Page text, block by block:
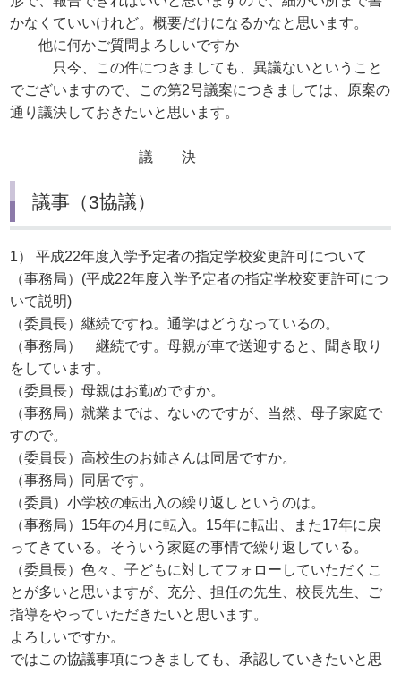
かなくていいけれど。概要だけになるかなと思います。
他に何かご質問よろしいですか
只今、この件につきましても、異議ないということ
でございますので、この第2号議案につきましては、原案の
通り議決しておきたいと思います。
議 決
議事（3協議）
1） 平成22年度入学予定者の指定学校変更許可について
（事務局）(平成22年度入学予定者の指定学校変更許可につ
いて説明)
（委員長）継続ですね。通学はどうなっているの。
（事務局） 継続です。母親が車で送迎すると、聞き取り
をしています。
（委員長）母親はお勤めですか。
（事務局）就業までは、ないのですが、当然、母子家庭で
すので。
（委員長）高校生のお姉さんは同居ですか。
（事務局）同居です。
（委員）小学校の転出入の繰り返しというのは。
（事務局）15年の4月に転入。15年に転出、また17年に戻
ってきている。そういう家庭の事情で繰り返している。
（委員長）色々、子どもに対してフォローしていただくこ
とが多いと思いますが、充分、担任の先生、校長先生、ご
指導をやっていただきたいと思います。
よろしいですか。
ではこの協議事項につきましても、承認していきたいと思